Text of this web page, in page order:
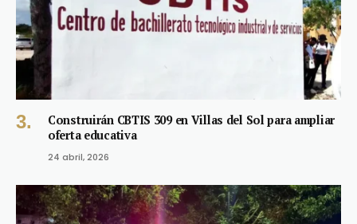
Construirán CBTIS 309 en Villas del Sol para ampliar
oferta educativa
24 abril, 2026